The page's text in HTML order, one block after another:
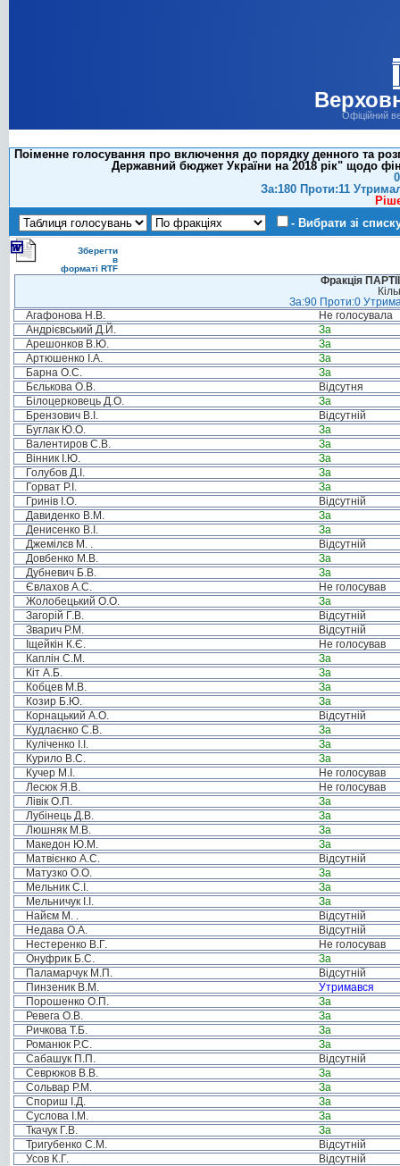
Офіційний
Поіменне голосування про включення до порядку денного та
Державний бюджет України на 2018 рік" щодо
За:180 Проти:11
- Вибрати зі
Зберегти
в
форматі RTF
Фракція
За:90 Проти:0
Агафонова Н.В.
Не голосувала
Андрієвський Д.Й.
За
Арешонков В.Ю.
За
Артюшенко І.А.
За
Барна О.С.
За
Бєлькова О.В.
Відсутня
Білоцерковець Д.О.
За
Брензович В.І.
Відсутній
Буглак Ю.О.
За
Валентиров С.В.
За
Вінник І.Ю.
За
Голубов Д.І.
За
Горват Р.І.
За
Гринів І.О.
Відсутній
Давиденко В.М.
За
Денисенко В.І.
За
Джемілєв М. .
Відсутній
Довбенко М.В.
За
Дубневич Б.В.
За
Євлахов А.С.
Не голосував
Жолобецький О.О.
За
Загорій Г.В.
Відсутній
Зварич Р.М.
Відсутній
Іщейкін К.Є.
Не голосував
Каплін С.М.
За
Кіт А.Б.
За
Кобцев М.В.
За
Козир Б.Ю.
За
Корнацький А.О.
Відсутній
Кудлаєнко С.В.
За
Куліченко І.І.
За
Курило В.С.
За
Кучер М.І.
Не голосував
Лесюк Я.В.
Не голосував
Лівік О.П.
За
Лубінець Д.В.
За
Люшняк М.В.
За
Македон Ю.М.
За
Матвієнко А.С.
Відсутній
Матузко О.О.
За
Мельник С.І.
За
Мельничук І.І.
За
Найєм М. .
Відсутній
Недава О.А.
Відсутній
Нестеренко В.Г.
Не голосував
Онуфрик Б.С.
За
Паламарчук М.П.
Відсутній
Пинзеник В.М.
Утримався
Порошенко О.П.
За
Ревега О.В.
За
Ричкова Т.Б.
За
Романюк Р.С.
За
Сабашук П.П.
Відсутній
Севрюков В.В.
За
Сольвар Р.М.
За
Спориш І.Д.
За
Суслова І.М.
За
Ткачук Г.В.
За
Тригубенко С.М.
Відсутній
Усов К.Г.
Відсутній